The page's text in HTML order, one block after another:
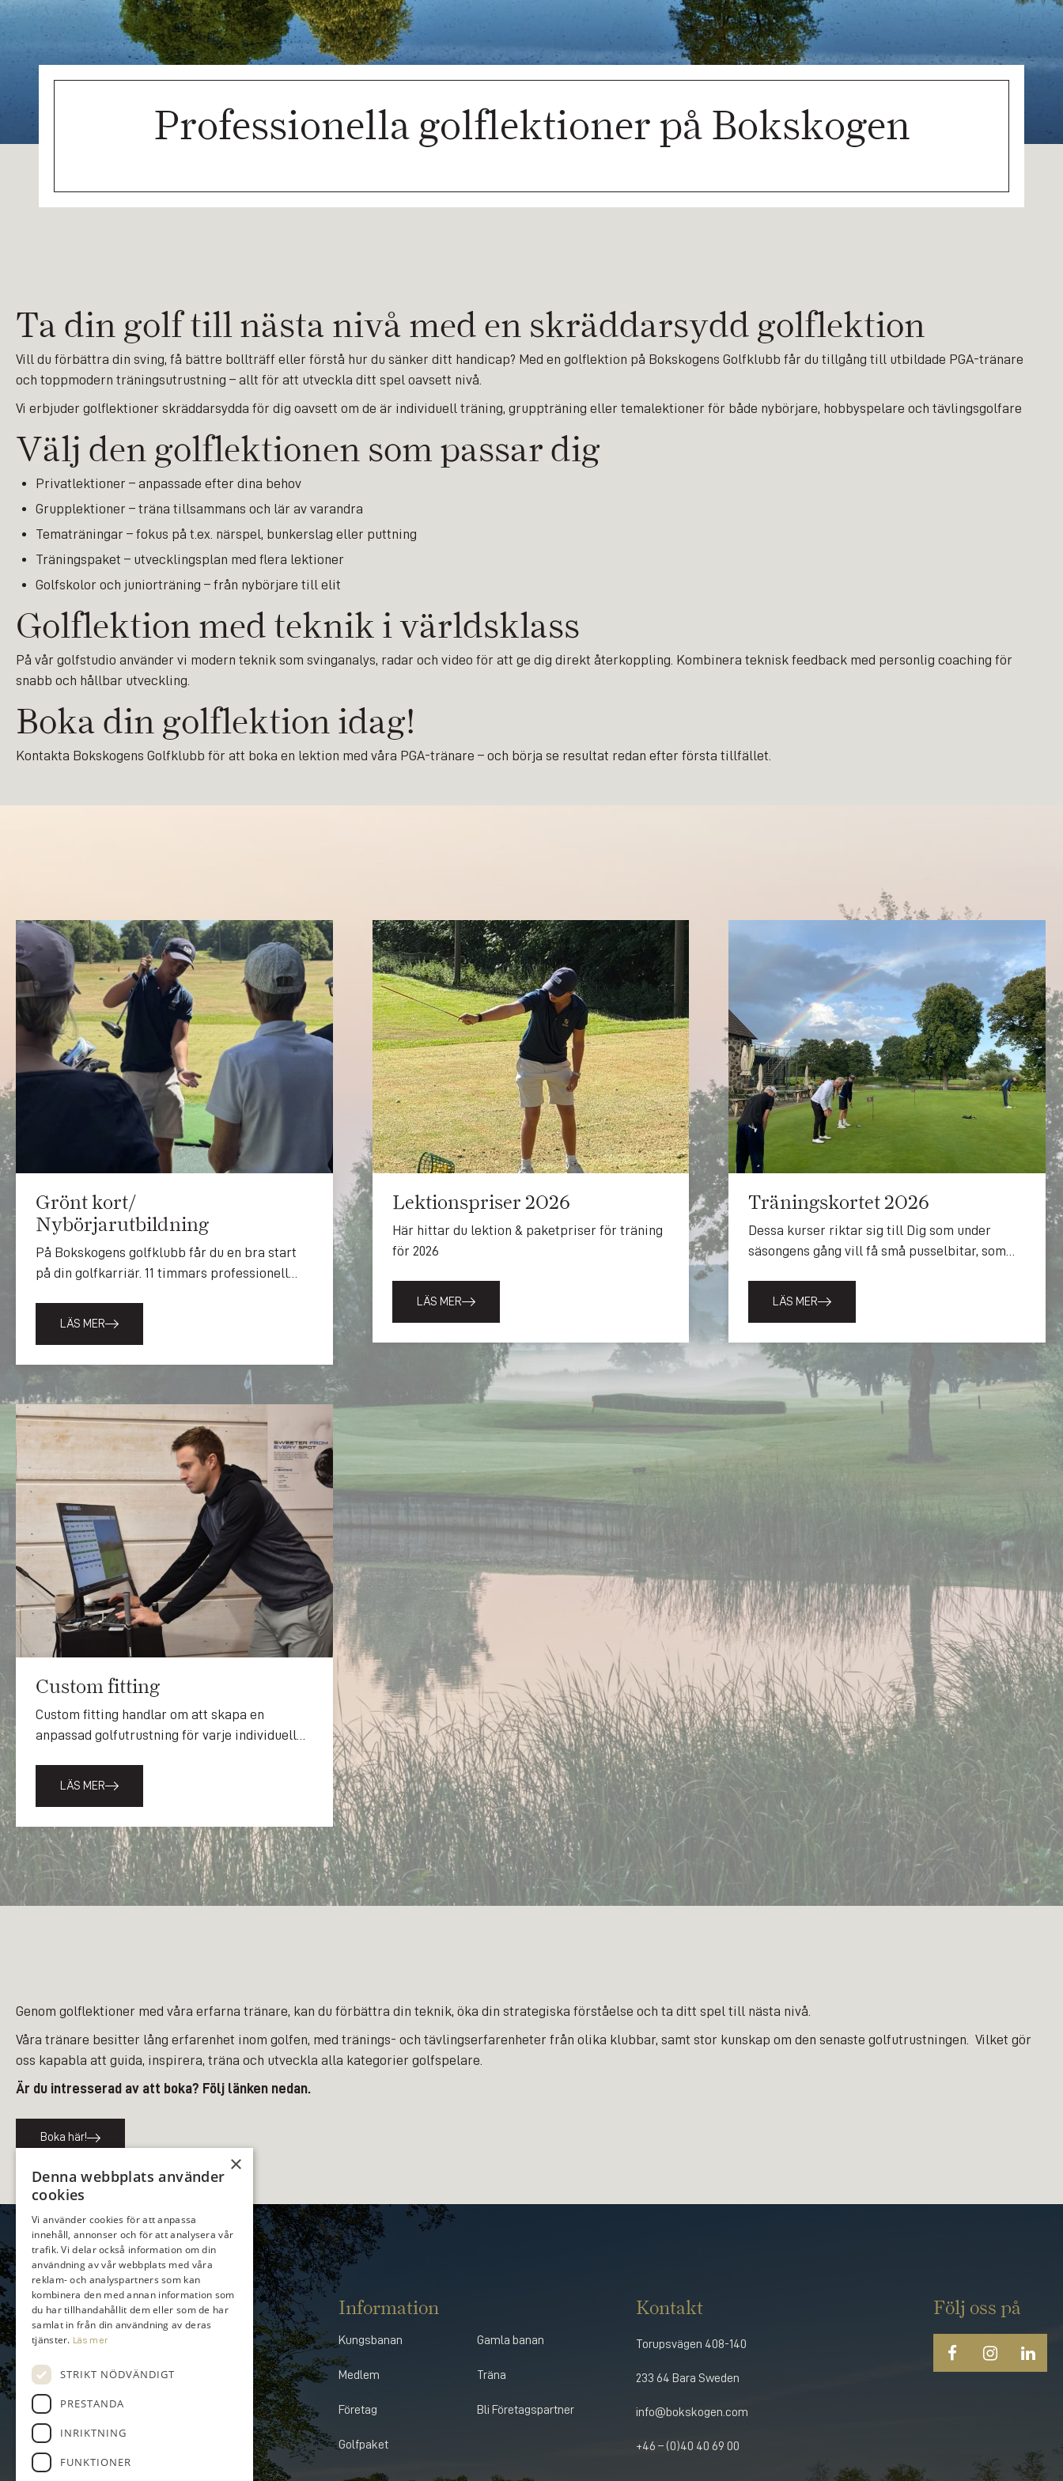
Professionella golflektioner på Bokskogen
Ta din golf till nästa nivå med en skräddarsydd golflektion
Vill du förbättra din sving, få bättre bollträff eller förstå hur du sänker ditt handicap? Med en golflektion på Bokskogens Golfklubb får du tillgång till utbildade PGA-tränare
och toppmodern träningsutrustning – allt för att utveckla ditt spel oavsett nivå.
Vi erbjuder golflektioner skräddarsydda för dig oavsett om de är individuell träning, gruppträning eller temalektioner för både nybörjare, hobbyspelare och tävlingsgolfare
Välj den golflektionen som passar dig
Privatlektioner – anpassade efter dina behov
Grupplektioner – träna tillsammans och lär av varandra
Tematräningar – fokus på t.ex. närspel, bunkerslag eller puttning
Träningspaket – utvecklingsplan med flera lektioner
Golfskolor och juniorträning – från nybörjare till elit
Golflektion med teknik i världsklass
På vår golfstudio använder vi modern teknik som svinganalys, radar och video för att ge dig direkt återkoppling. Kombinera teknisk feedback med personlig coaching för
snabb och hållbar utveckling.
Boka din golflektion idag!
Kontakta Bokskogens Golfklubb för att boka en lektion med våra PGA-tränare – och börja se resultat redan efter första tillfället.
Grönt kort/
Nybörjarutbildning
På Bokskogens golfklubb får du en bra start
på din golfkarriär. 11 timmars professionell
Golfförbundets anvisningar.
LÄS MER
Lektionspriser 2026
Här hittar du lektion & paketpriser för träning
för 2026
LÄS MER
Träningskortet 2026
Dessa kurser riktar sig till Dig som under
säsongens gång vill få små pusselbitar, som
Träningskortet riktar sig till Dig som vill träna
LÄS MER
Custom fitting
Custom fitting handlar om att skapa en
anpassad golfutrustning för varje individuell
LÄS MER
Genom golflektioner med våra erfarna tränare, kan du förbättra din teknik, öka din strategiska förståelse och ta ditt spel till nästa nivå.
Våra tränare besitter lång erfarenhet inom golfen, med tränings- och tävlingserfarenheter från olika klubbar, samt stor kunskap om den senaste golfutrustningen. Vilket gör
oss kapabla att guida, inspirera, träna och utveckla alla kategorier golfspelare.
Är du intresserad av att boka? Följ länken nedan.
Boka här!
Information
Kungsbanan Gamla banan
Medlem Träna
Företag Bli Företagspartner
Golfpaket
Kontakt
Torupsvägen 408-140
233 64 Bara Sweden
info@bokskogen.com
+46 – (0)40 40 69 00
Följ oss på
×
Denna webbplats använder
cookies
Vi använder cookies för att anpassa
innehåll, annonser och för att analysera vår
trafik. Vi delar också information om din
användning av vår webbplats med våra
reklam- och analyspartners som kan
kombinera den med annan information som
du har tillhandahållit dem eller som de har
samlat in från din användning av deras
tjänster. Läs mer
STRIKT NÖDVÄNDIGT
PRESTANDA
INRIKTNING
FUNKTIONER